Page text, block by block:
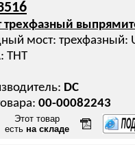
трехфазный
мост: трехфазный:
THT
DC
00-00082243
Этот товар
есть на складе